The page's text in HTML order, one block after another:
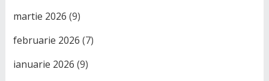
martie 2026 (9)
februarie 2026 (7)
ianuarie 2026 (9)